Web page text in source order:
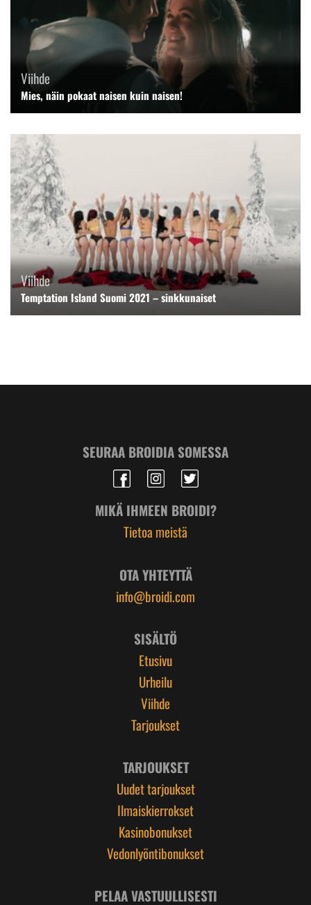
Viihde
Mies, näin pokaat naisen kuin naisen!
Viihde
Temptation Island Suomi 2021 – sinkkunaiset
SEURAA BROIDIA SOMESSA
MIKÄ IHMEEN BROIDI?
Tietoa meistä
OTA YHTEYTTÄ
info@broidi.com
SISÄLTÖ
Etusivu
Urheilu
Viihde
Tarjoukset
TARJOUKSET
Uudet tarjoukset
Ilmaiskierrokset
Kasinobonukset
Vedonlyöntibonukset
PELAA VASTUULLISESTI